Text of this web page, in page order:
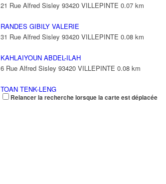
21 Rue Alfred Sisley 93420 VILLEPINTE 0.07 km
RANDES GIBILY VALERIE
31 Rue Alfred Sisley 93420 VILLEPINTE 0.08 km
KAHLAIYOUN ABDEL-ILAH
6 Rue Alfred Sisley 93420 VILLEPINTE 0.08 km
TOAN TENK-LENG
75 Rue Claude Nicolas Ledoux 93420 VILLEPINTE 0.1 km
Relancer la recherche lorsque la carte est déplacée